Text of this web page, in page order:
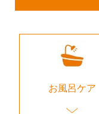
お風呂ケア